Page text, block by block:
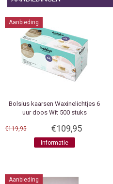
Aanbieding
Bolsius kaarsen Waxinelichtjes 6
uur doos Wit 500 stuks
€119,95 €109,95
Informatie
Aanbieding